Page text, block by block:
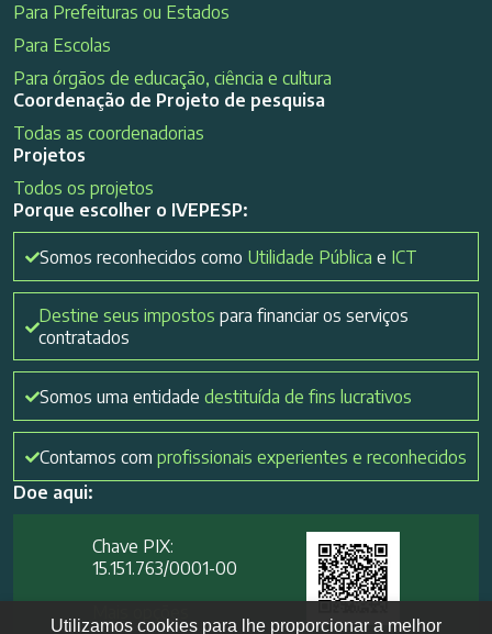
Para Prefeituras ou Estados
Para Escolas
Para órgãos de educação, ciência e cultura
Coordenação de Projeto de pesquisa
Todas as coordenadorias
Projetos
Todos os projetos
Porque escolher o IVEPESP:
Somos reconhecidos como Utilidade Pública e ICT
Destine seus impostos para financiar os serviços
contratados
Somos uma entidade destituída de fins lucrativos
Contamos com profissionais experientes e reconhecidos
Doe aqui:
Chave PIX:
15.151.763/0001-00​
Utilizamos cookies para lhe proporcionar a melhor